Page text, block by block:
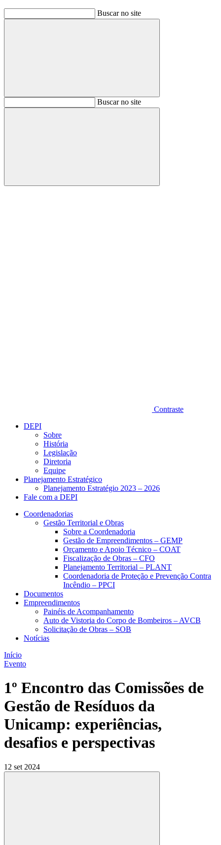
Buscar no site
BuscarBuscar no site
Buscar
Contraste
DEPI
Sobre
História
Legislação
Diretoria
Equipe
Planejamento Estratégico
Planejamento Estratégio 2023 – 2026
Fale com a DEPI
Coordenadorias
Gestão Territorial e Obras
Sobre a Coordenadoria
Gestão de Empreendimentos – GEMP
Orçamento e Apoio Técnico – COAT
Fiscalização de Obras – CFO
Planejamento Territorial – PLANT
Coordenadoria de Proteção e Prevenção Contra
Incêndio – PPCI
Documentos
Empreendimentos
Painéis de Acompanhamento
Auto de Vistoria do Corpo de Bombeiros – AVCB
Solicitação de Obras – SOB
Notícias
Início
Evento
1º Encontro das Comissões de
Gestão de Resíduos da
Unicamp: experiências,
desafios e perspectivas
12 set 2024